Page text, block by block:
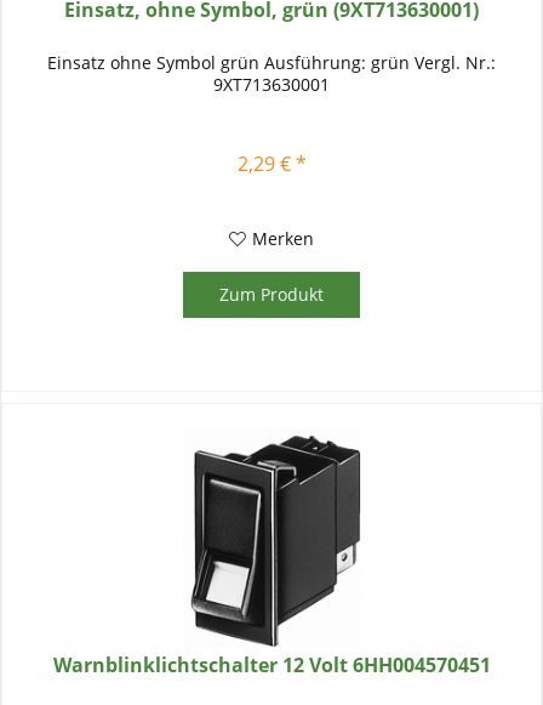
Einsatz, ohne Symbol, grün (9XT713630001)
Einsatz ohne Symbol grün Ausführung: grün Vergl. Nr.:
9XT713630001
2,29 € *
Merken
Zum Produkt
Warnblinklichtschalter 12 Volt 6HH004570451